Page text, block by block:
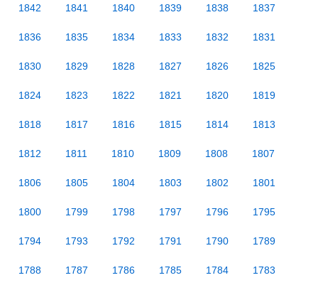
1842 1841 1840 1839 1838 1837
1836 1835 1834 1833 1832 1831
1830 1829 1828 1827 1826 1825
1824 1823 1822 1821 1820 1819
1818 1817 1816 1815 1814 1813
1812 1811 1810 1809 1808 1807
1806 1805 1804 1803 1802 1801
1800 1799 1798 1797 1796 1795
1794 1793 1792 1791 1790 1789
1788 1787 1786 1785 1784 1783